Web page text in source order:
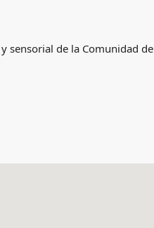
sensorial de la Comunidad